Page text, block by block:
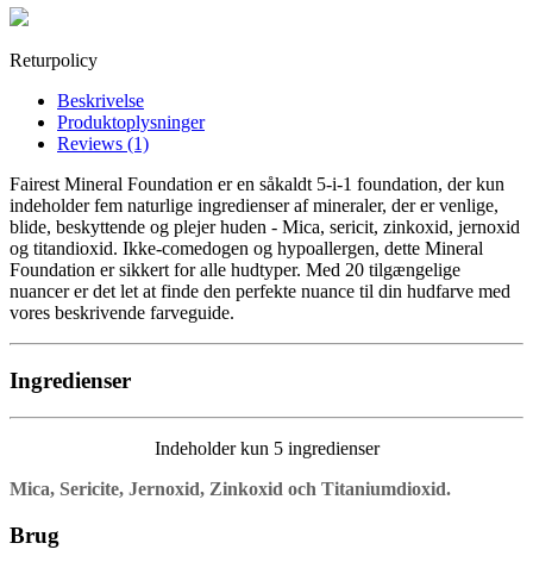
Returpolicy
Beskrivelse
Produktoplysninger
Reviews (1)
Fairest Mineral Foundation er en såkaldt 5-i-1 foundation, der kun
indeholder fem naturlige ingredienser af mineraler, der er venlige,
blide, beskyttende og plejer huden - Mica, sericit, zinkoxid, jernoxid
og titandioxid. Ikke-comedogen og hypoallergen, dette Mineral
Foundation er sikkert for alle hudtyper. Med 20 tilgængelige
nuancer er det let at finde den perfekte nuance til din hudfarve med
vores beskrivende farveguide.
Ingredienser
Indeholder kun 5 ingredienser
Mica, Sericite, Jernoxid, Zinkoxid och Titaniumdioxid.
Brug